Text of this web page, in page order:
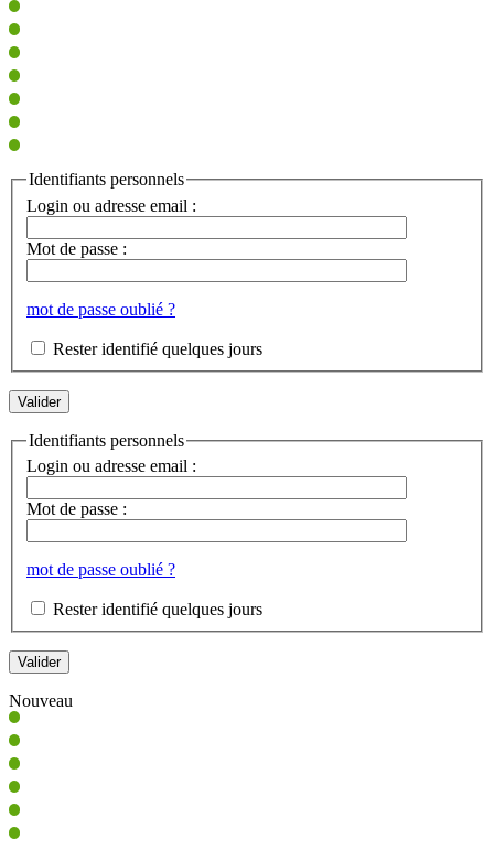
Identifiants personnels
Login ou adresse email :
Mot de passe :
mot de passe oublié ?
Rester identifié quelques jours
Identifiants personnels
Login ou adresse email :
Mot de passe :
mot de passe oublié ?
Rester identifié quelques jours
Nouveau